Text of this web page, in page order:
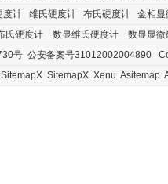
度计 维氏硬度计 布氏硬度计
金相显
氏硬度计 数显维氏硬度计
数显显微
号 公安备案号31012002004890
SitemapX SitemapX Xenu Asitemap